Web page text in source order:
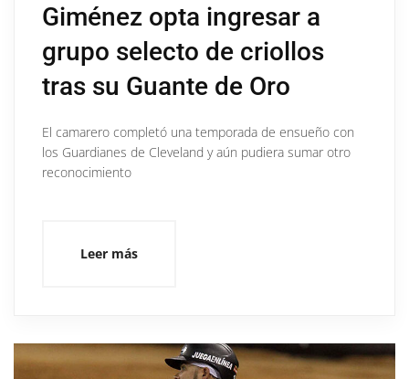
Giménez opta ingresar a
grupo selecto de criollos
tras su Guante de Oro
El camarero completó una temporada de ensueño con
los Guardianes de Cleveland y aún pudiera sumar otro
reconocimiento
Leer más